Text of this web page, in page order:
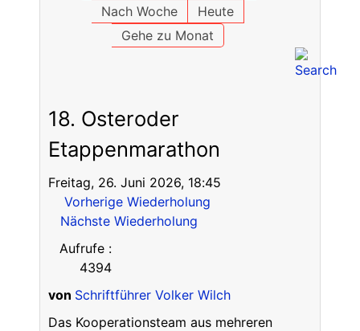
Nach Woche
Heute
Gehe zu Monat
18. Osteroder
Etappenmarathon
Freitag, 26. Juni 2026, 18:45
Vorherige Wiederholung
Nächste Wiederholung
Aufrufe:
4394
von Schriftführer Volker Wilch
Das Kooperationsteam aus mehreren